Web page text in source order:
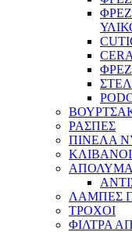
ΡΑΣΠΕΣ
ΠΙΝΕΛΑ
ΛΑΜΠΕΣ
ΤΡΟΧΟΙ
ΦΙΛΤΡΑ